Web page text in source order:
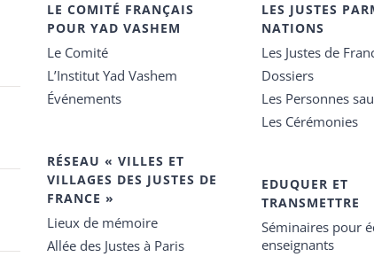
LE COMITÉ FRANÇAIS
POUR YAD VASHEM
Le Comité
L’Institut Yad Vashem
Événements
RÉSEAU « VILLES ET
VILLAGES DES JUSTES DE
FRANCE »
Lieux de mémoire
Allée des Justes à Paris
LES JUSTES
NATIONS
Les Justes de
Dossiers
Les Personnes
Les Cérémonies
EDUQUER ET
TRANSMETTRE
Séminaires pour
enseignants